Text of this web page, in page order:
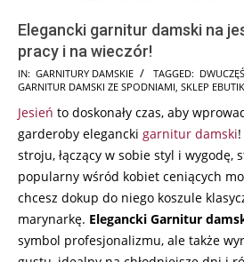
Elegancki garnitur damski na
pracy i na wieczór!
2026-
04-
29
IN: GARNITURY DAMSKIE TAGGED:
GARNITUR DAMSKI ZE SPODNIAMI, SKLEP
Jesień to doskonały czas, aby
garderoby elegancki garnitur damski
stroju, łączący w sobie styl i wygodę,
popularny wśród kobiet ceniących
chcesz dokup do niego koszule
marynarkę. Elegancki Garnitur
symbol profesjonalizmu, ale także